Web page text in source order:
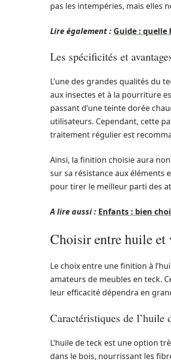
pas les intempéries, mais elles
Lire également : Guide : quelle
Les spécificités et
L’une des grandes qualités du
aux insectes et à la pourriture
passant d’une teinte dorée
utilisateurs. Cependant, cette
traitement régulier est
Ainsi, la finition choisie aura
sur sa résistance aux éléments
pour tirer le meilleur parti des
A lire aussi : Enfants : bien
Choisir entre huile et
Le choix entre une finition à
amateurs de meubles en teck.
leur efficacité dépendra en
Caractéristiques de l’huile
L’huile de teck est une option
dans le bois, nourrissant les